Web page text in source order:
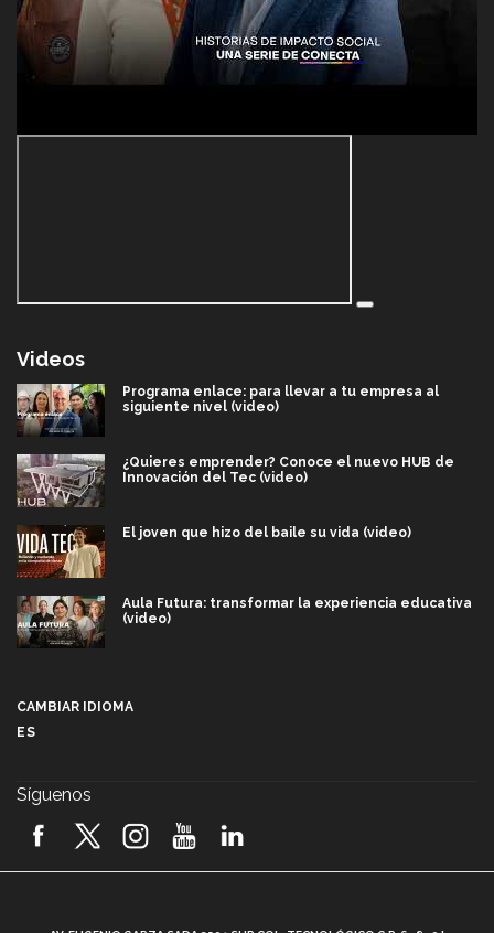
Videos
Programa enlace: para llevar a tu empresa al
siguiente nivel (video)
¿Quieres emprender? Conoce el nuevo HUB de
Innovación del Tec (video)
El joven que hizo del baile su vida (video)
Aula Futura: transformar la experiencia educativa
(video)
2026! (video)
CAMBIAR IDIOMA
ES
Síguenos